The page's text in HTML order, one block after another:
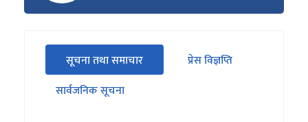
सीधा
पहिलो
ट्याबको
सूचना तथा समाचार
(सक्रिय ट्याब)
प्रेस विज्ञप्ति
सार्वजनिक सूचना